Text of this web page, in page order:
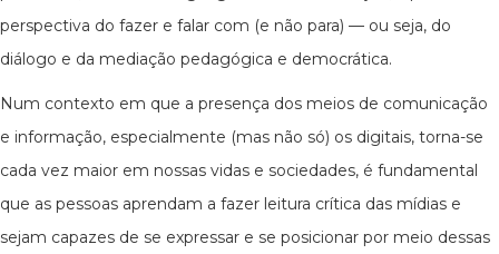
perspectiva do fazer e falar com (e não para) — ou seja, do
diálogo e da mediação pedagógica e democrática.
Num contexto em que a presença dos meios de comunicação
e informação, especialmente (mas não só) os digitais, torna-se
cada vez maior em nossas vidas e sociedades, é fundamental
que as pessoas aprendam a fazer leitura crítica das mídias e
sejam capazes de se expressar e se posicionar por meio dessas